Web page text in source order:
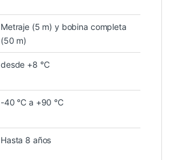
Metraje (5 m) y bobina completa
(50 m)
desde +8 °C
-40 °C a +90 °C
Hasta 8 años